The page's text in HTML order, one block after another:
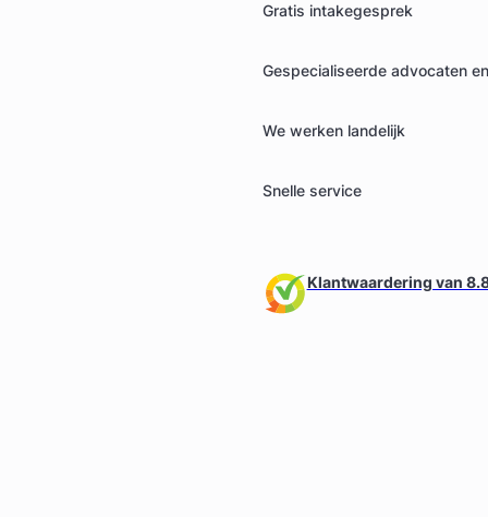
Gratis intakegesprek
Gespecialiseerde advocaten
We werken landelijk
Snelle service
Klantwaardering van